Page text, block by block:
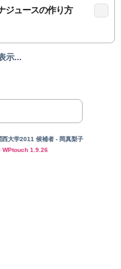
ジュースの作り方
示...
大学2011 候補者 - 岡真梨子
WPtouch 1.9.26